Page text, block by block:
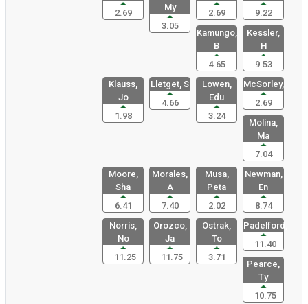
2.69
My
3.05
2.69
9.22
Kamungo,
B
4.65
Kessler,
H
9.53
Klauss,
Jo
1.98
Lletget, S
4.66
Lowen,
Edu
3.24
McSorley,
2.69
Molina,
Ma
7.04
Moore,
Sha
6.41
Morales,
A
7.40
Musa,
Peta
2.02
Newman,
En
8.74
Norris,
No
11.25
Orozco,
Ja
11.75
Ostrak,
To
3.71
Padelford,
11.40
Pearce,
Ty
10.75